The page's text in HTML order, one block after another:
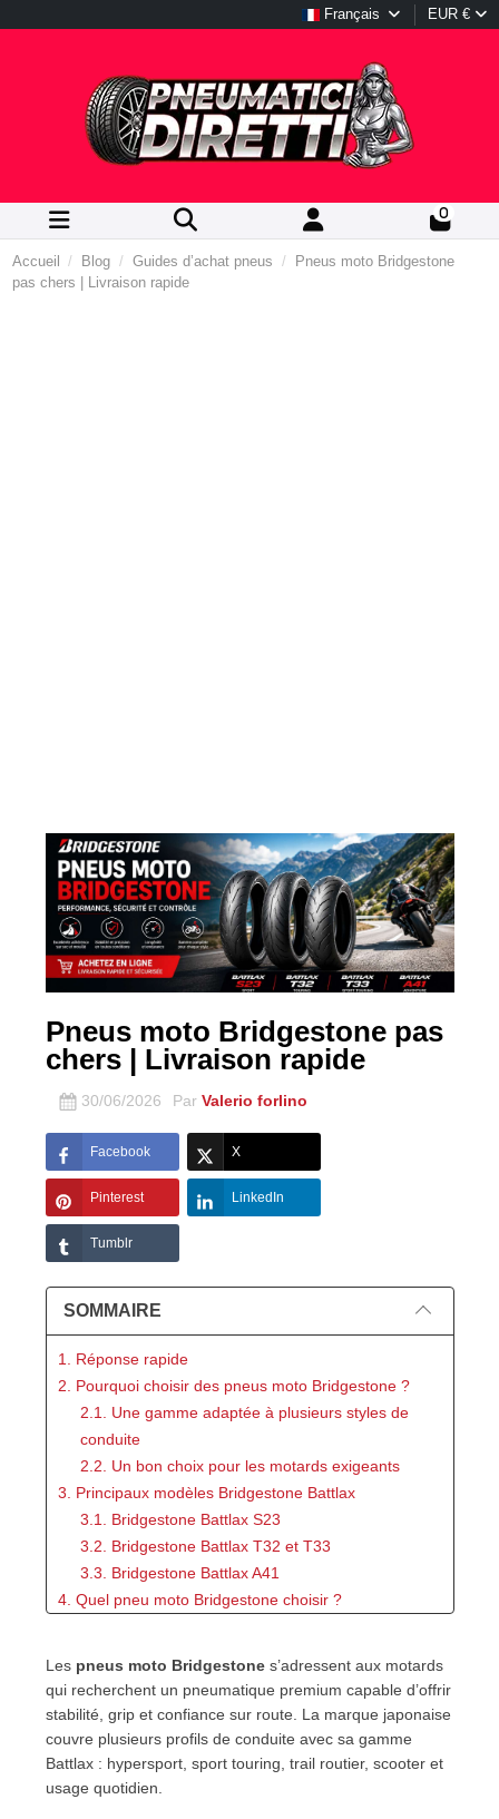
Français EUR €
0
Accueil Blog Guides d’achat pneus
Pneus moto Bridgestone
pas chers | Livraison rapide
Pneus moto Bridgestone pas
chers | Livraison rapide
30/06/2026 Par Valerio forlino
Facebook X
Pinterest LinkedIn
Tumblr
SOMMAIRE
1. Réponse rapide
2. Pourquoi choisir des pneus moto Bridgestone ?
2.1. Une gamme adaptée à plusieurs styles de
conduite
2.2. Un bon choix pour les motards exigeants
3. Principaux modèles Bridgestone Battlax
3.1. Bridgestone Battlax S23
3.2. Bridgestone Battlax T32 et T33
3.3. Bridgestone Battlax A41
4. Quel pneu moto Bridgestone choisir ?
4.3. Pour les trails et maxi-trails
5. Prix des pneus moto Bridgestone en France
5.1. Pourquoi comparer le prix par paire ?
5.2. Promotions et pneus moto pas chers
6. Dimensions, indice de charge et code de vitesse
Les pneus moto Bridgestones’adressent aux motards
qui recherchent un pneumatique premium capable d’offrir
stabilité, grip et confiance sur route. La marque japonaise
couvre plusieurs profils de conduite avec sa gamme
Battlax : hypersport, sport touring, trail routier, scooter et
usage quotidien.